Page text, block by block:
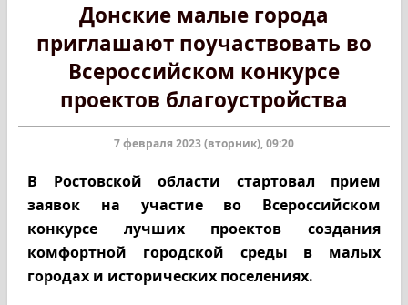
Донские малые города
приглашают поучаствовать во
Всероссийском конкурсе
проектов благоустройства
7 февраля 2023 (вторник), 09:20
В Ростовской области стартовал прием
заявок на участие во Всероссийском
конкурсе лучших проектов создания
комфортной городской среды в малых
городах и исторических поселениях.